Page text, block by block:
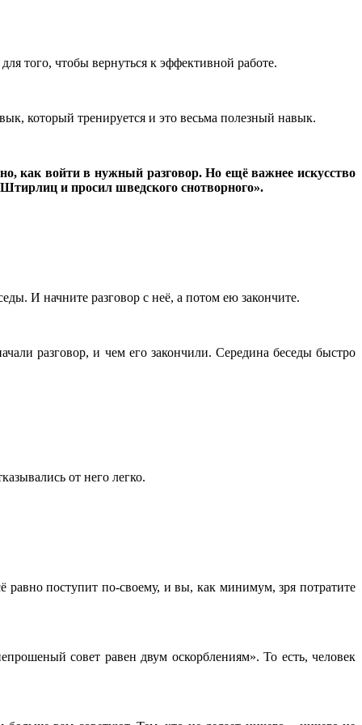
того, чтобы вернуться к эффективной работе.
который тренируется и это весьма полезный навык.
как войти в нужный разговор. Но ещё важнее искусство
Штирлиц и просил шведского снотворного».
И начните разговор с неё, а потом ею закончите.
разговор, и чем его закончили. Середина беседы быстро
от него легко.
равно поступит по-своему, и вы, как минимум, зря потратите
совет равен двум оскорблениям». То есть, человек